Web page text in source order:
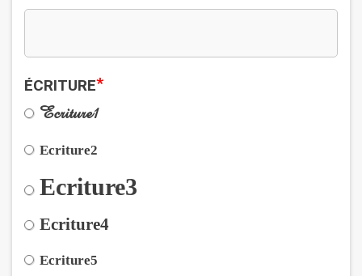
ÉCRITURE*
Ecriture1
Ecriture2
Ecriture3
Ecriture4
Ecriture5